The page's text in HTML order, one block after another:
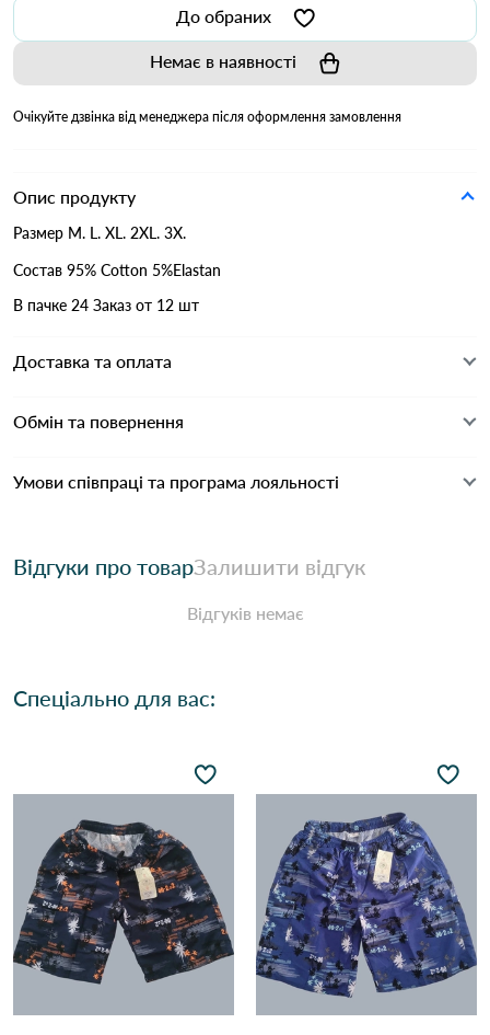
До обраних
Немає в наявності
Очікуйте дзвінка від менеджера після оформлення замовлення
Опис продукту
Размер M. L. XL. 2XL. 3X.
Состав 95% Cotton 5%Elastan
В пачке 24 Заказ от 12 шт
Доставка та оплата
Обмін та повернення
Умови співпраці та програма лояльності
Відгуки про товарЗалишити відгук
Відгуків немає
Спеціально для вас: